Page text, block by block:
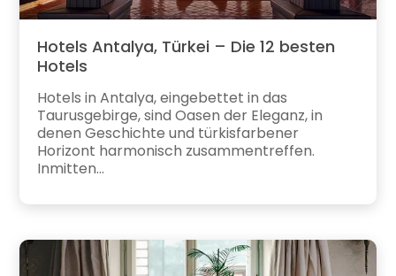
Hotels Antalya, Türkei – Die 12 besten
Hotels
Hotels in Antalya, eingebettet in das
Taurusgebirge, sind Oasen der Eleganz, in
denen Geschichte und türkisfarbener
Horizont harmonisch zusammentreffen.
Inmitten...